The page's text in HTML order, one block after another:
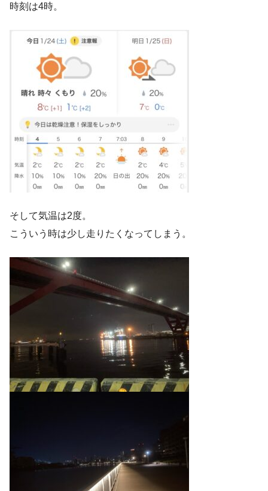
時刻は4時。
そして気温は2度。
こういう時は少し走りたくなってしまう。